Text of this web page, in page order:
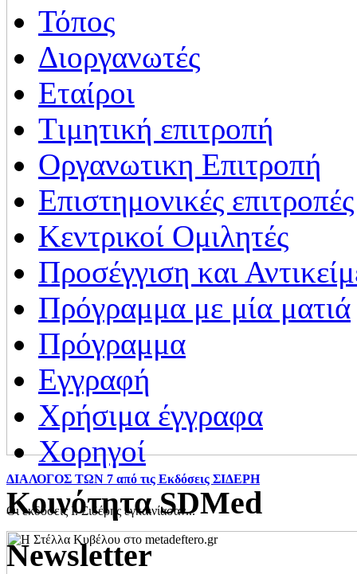
ΔΙΑΛΟΓΟΣ ΤΩΝ 7 από τις Εκδόσεις ΣΙΔΕΡΗ
Οι εκδόσεις Ι. Σιδέρης εγκαινίασαν...
Τόπος
Διοργανωτές
Εταίροι
Tιμητική επιτροπή
Οργανωτικη Επιτροπή
Επιστημονικές επιτροπές
Κεντρικοί Ομιλητές
Προσέγγιση και
Πρόγραμμα με μία ματιά
Πρόγραμμα
Εγγραφή
Χρήσιμα έγγραφα
Χορηγοί
Kοινότητα SDMed
Newsletter